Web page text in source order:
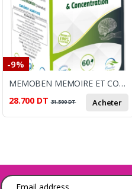
-9%
MEMOBEN MEMOIRE ET CONCENTRATION BT 30GEL
28.700 DT 31.500DT Acheter
Adresse e-mail